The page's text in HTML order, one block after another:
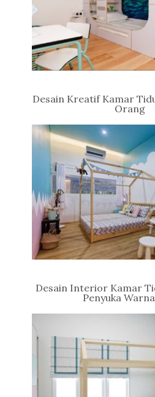
Desain Kreatif Kamar
Orang
Desain Interior Kamar
Penyuka